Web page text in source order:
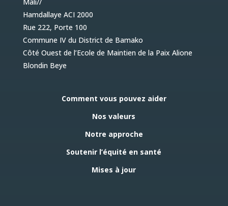
Hamdallaye ACI 2000
Rue 222, Porte 100
Commune IV du District de Bamako
Côté Ouest de l’Ecole de Maintien de la Paix Alione
Blondin Beye
Comment vous pouvez aider
Nos valeurs
Notre approche
Soutenir l’équité en santé
Mises à jour